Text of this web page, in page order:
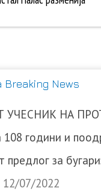
Breaking News
УЧЕСНИК НА
години и
предлог за
12/07/2022